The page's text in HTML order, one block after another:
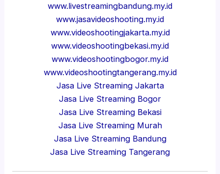
www.livestreamingbandung.my.id
www.jasavideoshooting.my.id
www.videoshootingjakarta.my.id
www.videoshootingbekasi.my.id
www.videoshootingbogor.my.id
www.videoshootingtangerang.my.id
Jasa Live Streaming Jakarta
Jasa Live Streaming Bogor
Jasa Live Streaming Bekasi
Jasa Live Streaming Murah
Jasa Live Streaming Bandung
Jasa Live Streaming Tangerang